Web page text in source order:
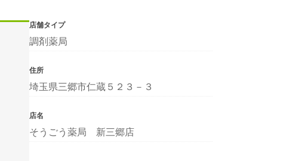
店舗タイプ
調剤薬局
住所
埼玉県三郷市仁蔵５２３－３
店名
そうごう薬局 新三郷店